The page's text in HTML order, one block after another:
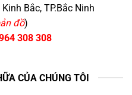
Bắc, TP.Bắc Ninh
đồ)
308 308
CỦA CHÚNG TÔI